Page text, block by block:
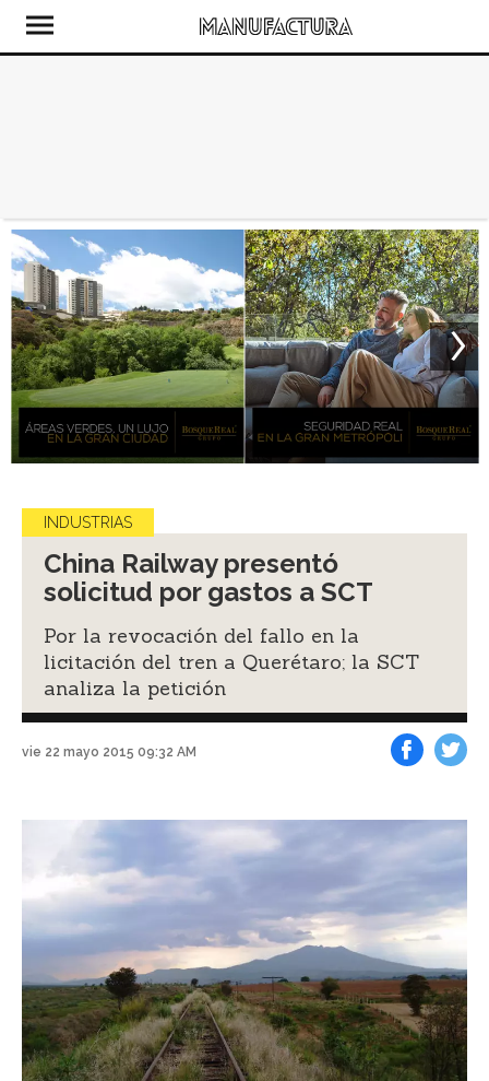
INDUSTRIAS
China Railway presentó
solicitud por gastos a SCT
Por la revocación del fallo en la
licitación del tren a Querétaro; la SCT
analiza la petición
vie 22 mayo 2015 09:32 AM